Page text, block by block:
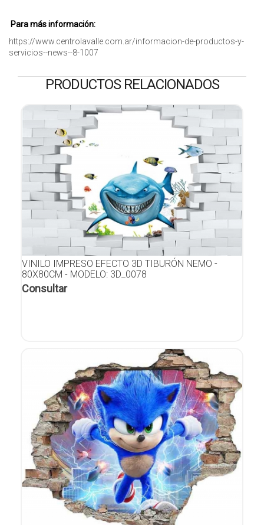
Para más información:
https://www.centrolavalle.com.ar/informacion-de-productos-y-
servicios--news--8-1007
PRODUCTOS RELACIONADOS
VINILO IMPRESO EFECTO 3D TIBURÓN NEMO -
80X80CM - MODELO: 3D_0078
Consultar